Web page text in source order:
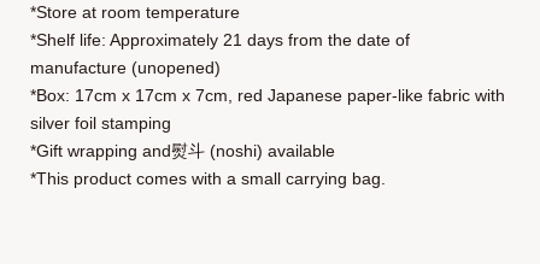
*Store at room temperature
*Shelf life: Approximately 21 days from the date of
manufacture (unopened)
*Box: 17cm x 17cm x 7cm, red Japanese paper-like fabric with
silver foil stamping
*Gift wrapping and熨斗 (noshi) available
*This product comes with a small carrying bag.